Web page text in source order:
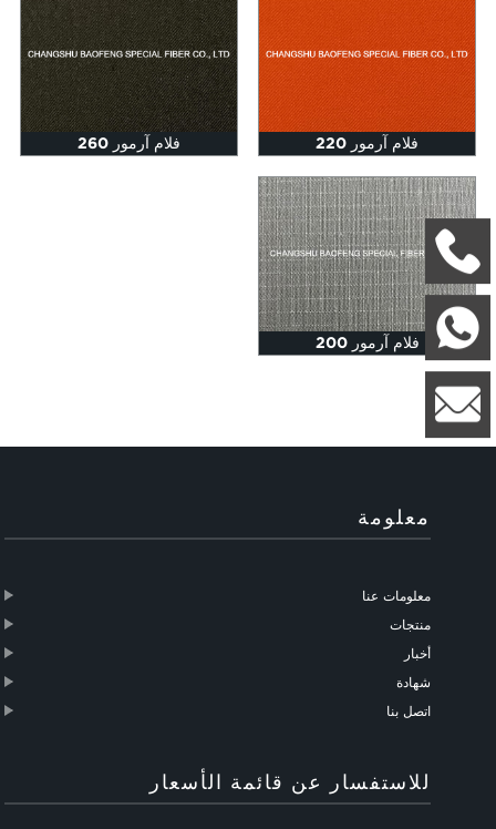
فلام آرمور 220 فلام آرمور 260
فلام آرمور 200
معلومة
معلومات عنا
منتجات
أخبار
شهادة
اتصل بنا
للاستفسار عن قائمة الأسعار
+8618662628955
واتساب:
8613812816190
lily.cao@csbaofeng.com